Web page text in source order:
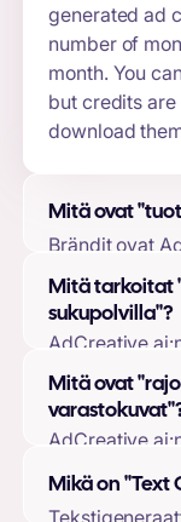
generated ad
number of
month. You
but credits
download
Mitä ovat
Brändit ovat
perusta.
tuotemerkin
yhdistää
malleja ja
takaa
Mitä
sukupolvilla"?
niin monta
riippumatta
lataamasi
luomuksesi.
Mitä ovat
miljoonaan
käyttää
Mikä on "Text